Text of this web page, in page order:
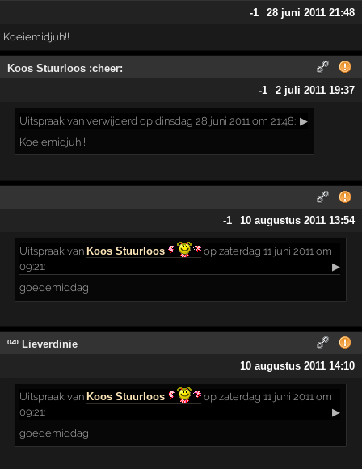
-1 28 juni 2011 21:48
Koeiemidjuh!!
Koos Stuurloos :cheer:
-1
2 juli 2011 19:37
Uitspraak van verwijderd op dinsdag 28 juni 2011 om 21:48: ▶
Koeiemidjuh!!
-1 10 augustus 2011 13:54
Uitspraak van Koos Stuurloos
op zaterdag 11 juni 2011 om
09:21:
▶
goedemiddag
º²º Lieverdinie
10 augustus 2011 14:10
Uitspraak van Koos Stuurloos
op zaterdag 11 juni 2011 om
09:21:
▶
goedemiddag